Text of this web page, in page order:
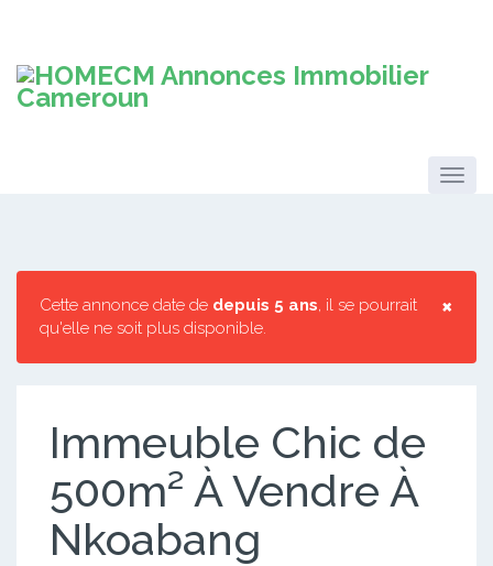
×
Cette annonce date de depuis 5 ans, il se pourrait
qu'elle ne soit plus disponible.
Immeuble Chic de
500m² À Vendre À
Nkoabang